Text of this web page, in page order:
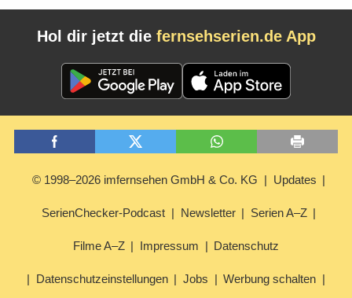
Hol dir jetzt die fernsehserien.de App
© 1998–2026 imfernsehen GmbH & Co. KG Updates
SerienChecker-Podcast Newsletter Serien A–Z
Filme A–Z Impressum Datenschutz
Datenschutzeinstellungen Jobs Werbung schalten